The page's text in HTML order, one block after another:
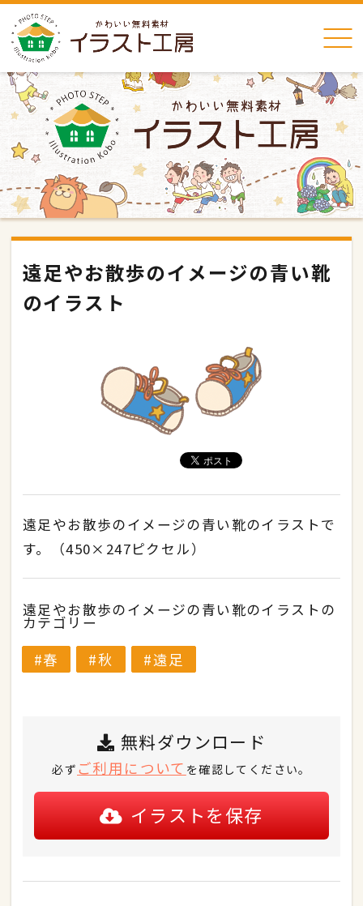
遠足やお散歩のイメージの青い靴
のイラスト
遠足やお散歩のイメージの青い靴のイラストで
す。（450×247ピクセル）
遠足やお散歩のイメージの青い靴のイラストの
カテゴリー
春 秋 遠足
無料ダウンロード
必ず ご利用について を確認してください。
イラストを保存